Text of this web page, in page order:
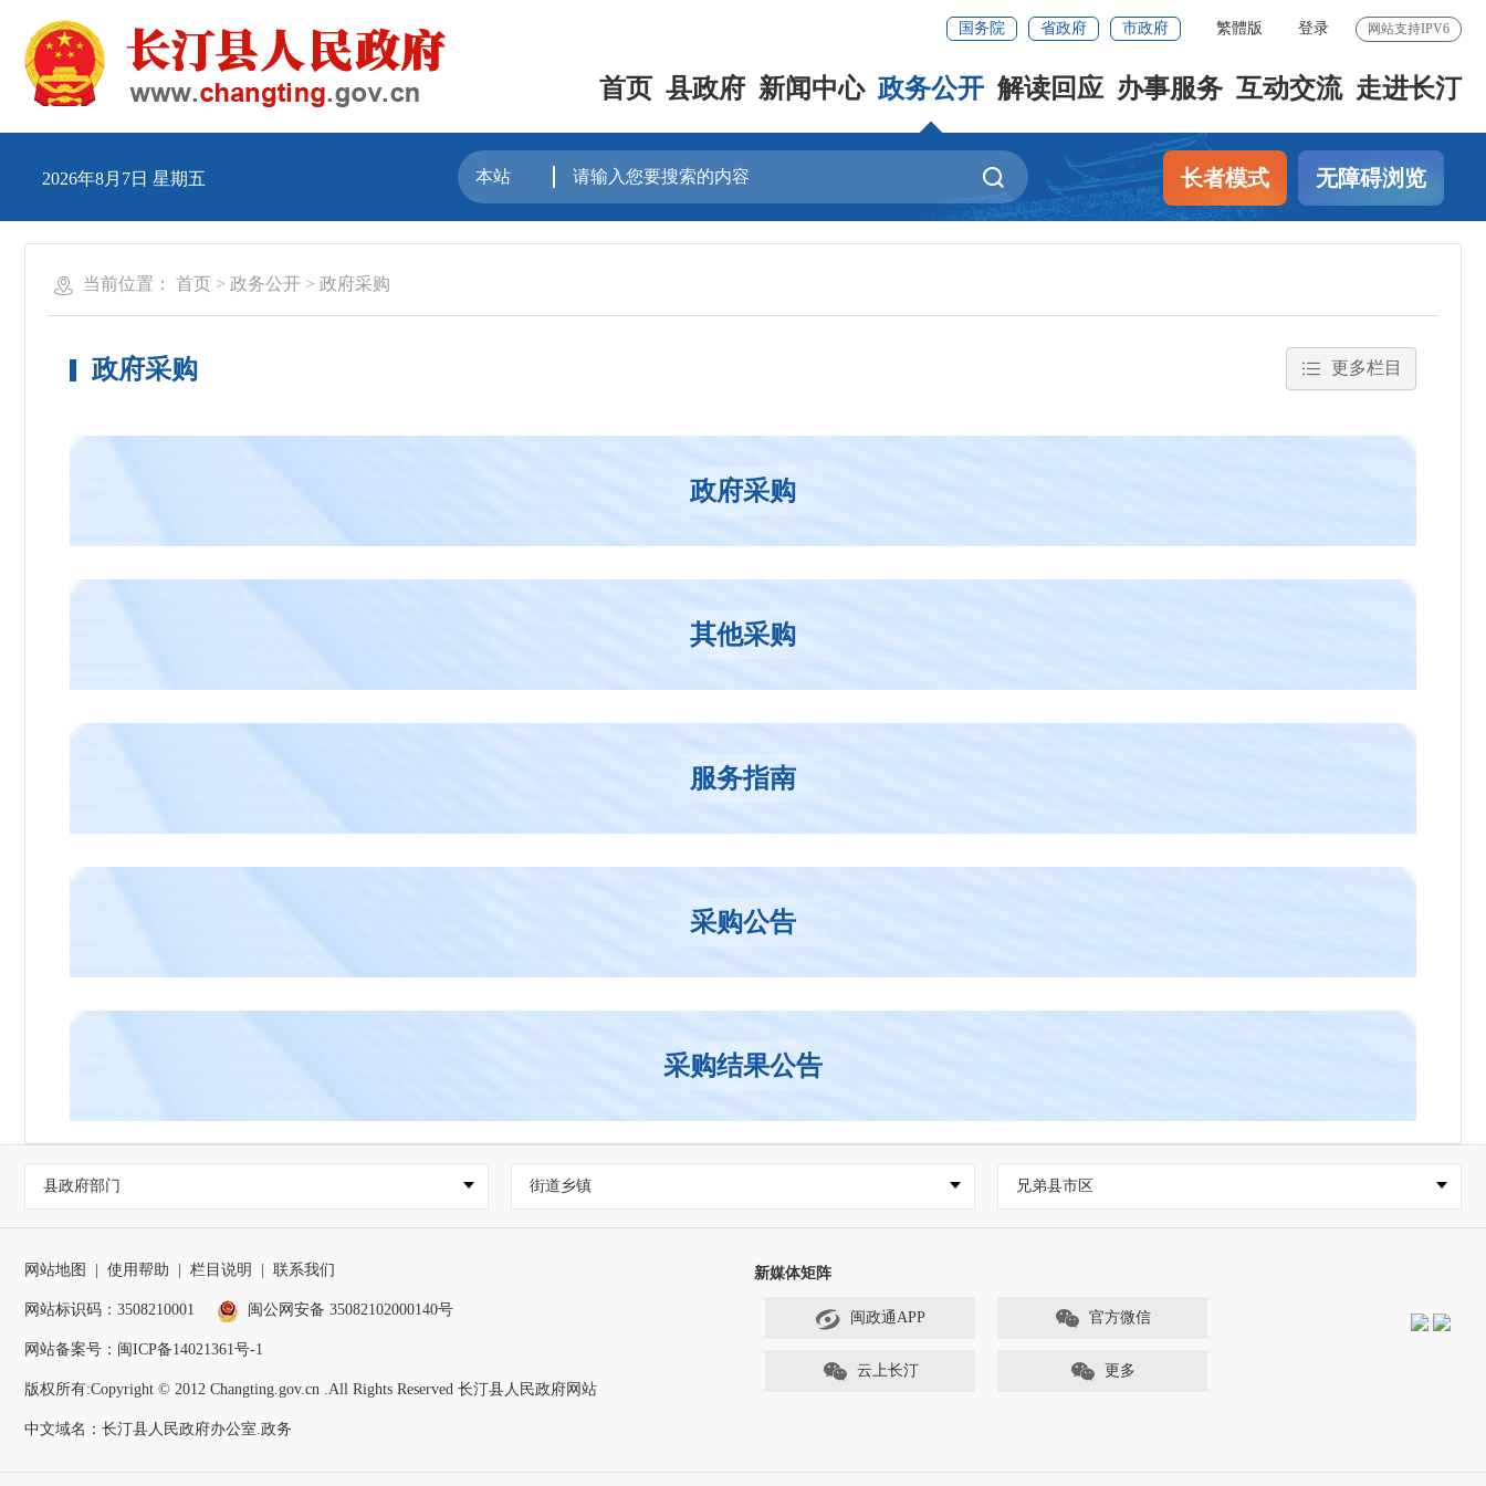
国务院 省政府 市政府 繁體版 登录 网站支持IPV6
首页 县政府 新闻中心 政务公开 解读回应 办事服务 互动交流 走进长汀
2026年8月7日 星期五 长者模式 无障碍浏览
当前位置： 首页 > 政务公开 > 政府采购
政府采购 更多栏目
政府采购
其他采购
服务指南
采购公告
采购结果公告
县政府部门 街道乡镇 兄弟县市区
网站地图 使用帮助 栏目说明 联系我们
网站标识码：3508210001 闽公网安备 35082102000140号
网站备案号： 闽ICP备14021361号-1
版权所有:Copyright © 2012 Changting.gov.cn .All Rights Reserved 长汀县人民政府网站
中文域名：长汀县人民政府办公室.政务
新媒体矩阵
闽政通APP 官方微信
云上长汀 更多